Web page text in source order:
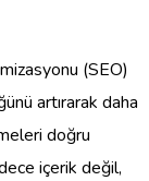
(SEO)
artırarak daha
doğru
içerik değil,